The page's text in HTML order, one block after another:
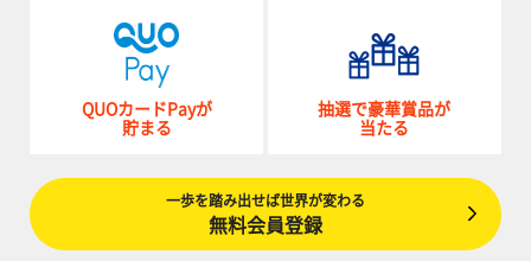
QUOカードPayが
貯まる
抽選で豪華賞品が
当たる
一歩を踏み出せば世界が変わる
無料会員登録